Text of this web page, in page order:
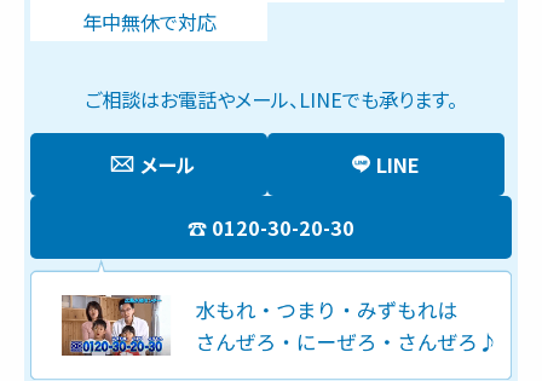
年中無休で対応
ご相談はお電話やメール、LINEでも承ります。
0120-30-20-30
メール LINE